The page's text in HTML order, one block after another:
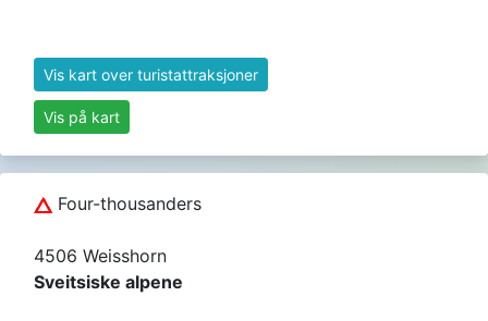
Vis kart over turistattraksjoner
Vis på kart
Four-thousanders
4506 Weisshorn
Sveitsiske alpene